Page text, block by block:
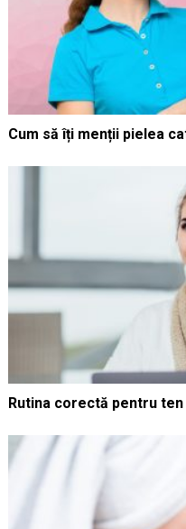
Cum să îți menții pielea
Rutina corectă pentru